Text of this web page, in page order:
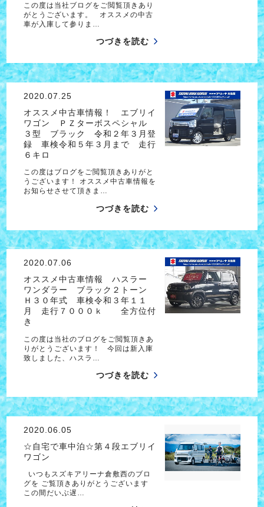
この度は当社ブログをご閲覧頂きあり
がとうございます。 オススメの中古
車が入庫して参りま…
つづきを読む
2020.07.25
オススメ中古車情報！ エブリイ
ワゴン ＰＺターボスペシャル
３型 ブラック 令和２年３月登
録 車検令和５年３月まで 走行
６キロ
この度はブログをご閲覧頂きありがと
うございます！ オススメ中古車情報を
お知らせさせて頂きま…
つづきを読む
2020.07.06
オススメ中古車情報 ハスラー
ワンダラー ブラック２トーン
Ｈ３０年式 車検令和３年１１
月 走行７０００ｋ 全方位付
き
この度は当社のブログをご閲覧頂きあ
りがとうございます！ 今回は新入庫
致しました、ハスラ…
つづきを読む
2020.06.05
☆自宅で車中泊☆第４段エブリイ
ワゴン
いつもスズキアリーナ倉敷西のブロ
グを ご覧頂きありがとうございます
この間だいぶ遅…